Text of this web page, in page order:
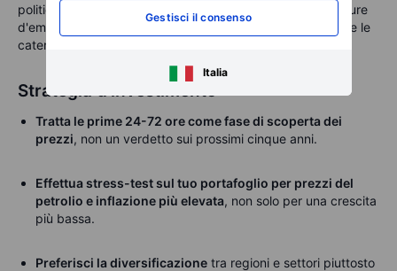
Gestisci il consenso
Italia
politiche, inclusi sanzioni, controlli sulle esportazioni o misure
d'emergenza che alterano rapidamente i flussi energetici e le
catene di approvvigionamento.
Strategia d'investimento
Tratta le prime 24-72 ore come fase di scoperta dei
prezzi, non un verdetto sui prossimi cinque anni.
Effettua stress-test sul tuo portafoglio per prezzi del
petrolio e inflazione più elevata, non solo per una crescita
più bassa.
Preferisci la diversificazione tra regioni e settori piuttosto